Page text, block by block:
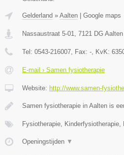
Gelderland » Aalten Google maps
Nassaustraat 5-01 7121 DG Aalten
Tel: 0543-216007 , Fax: - , KvK:
E-mail › Samen fysiotherapie
Website: http://www.samen-
Samen fysiotherapie in Aalten is
Fysiotherapie, Kinderfysiotherapie,
Openingstijden ▼